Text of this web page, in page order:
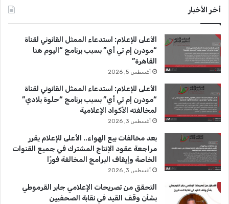
س
و
ك
T
u
b
e
ق
ا
م
أخر الأخبار
الأعلى للإعلام: استدعاء الممثل القانوني لقناة
“مودرن إم تي أي” بسبب برنامج “اليوم هنا
القاهرة”
أغسطس 5, 2026
الأعلى للإعلام: استدعاء الممثل القانوني لقناة
“مودرن إم تي أي” بسبب برنامج “حلوة بلادي”
لمخالفته الأكواد الإعلامية
أغسطس 3, 2026
بعد مخالفات بيع الهواء.. الأعلى للإعلام يقرر
مراجعة عقود الإنتاج المشترك في جميع القنوات
الخاصة وإيقاف البرامج المخالفة فورًا
أغسطس 3, 2026
التحقق من تصريحات الإعلامي جابر القرموطي
بشأن وقف القيد في نقابة الصحفيين